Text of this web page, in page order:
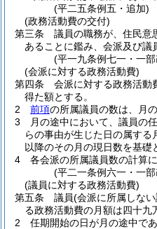
(平二五条例五・追加)
(政務活動費の交付)
第三条
議員の職務が、住民意
あることに鑑み、会派及び議
(平一九条例七一・一
(会派に対する政務活動費)
第四条
会派に対する政務活動
得た額とする。
2
前項の所属議員の数は、月
3
月の途中において、議員の
らの事由が生じた日の属する
以降のその月の現日数を基礎
4
各会派の所属議員数の計算
(平二一条例六一・一
(議員に対する政務活動費)
第五条
議員(会派に所属しな
る政務活動費の月額は四十九
2
任期開始の日が月の途中で